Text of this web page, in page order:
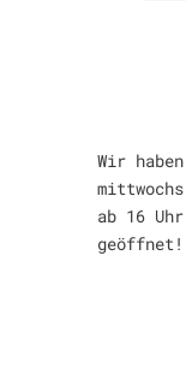
Wir
ab 16